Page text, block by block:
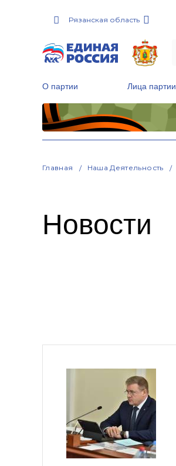
Рязанская область
О партии Лица партии
Главная Наша Деятельность
Новости